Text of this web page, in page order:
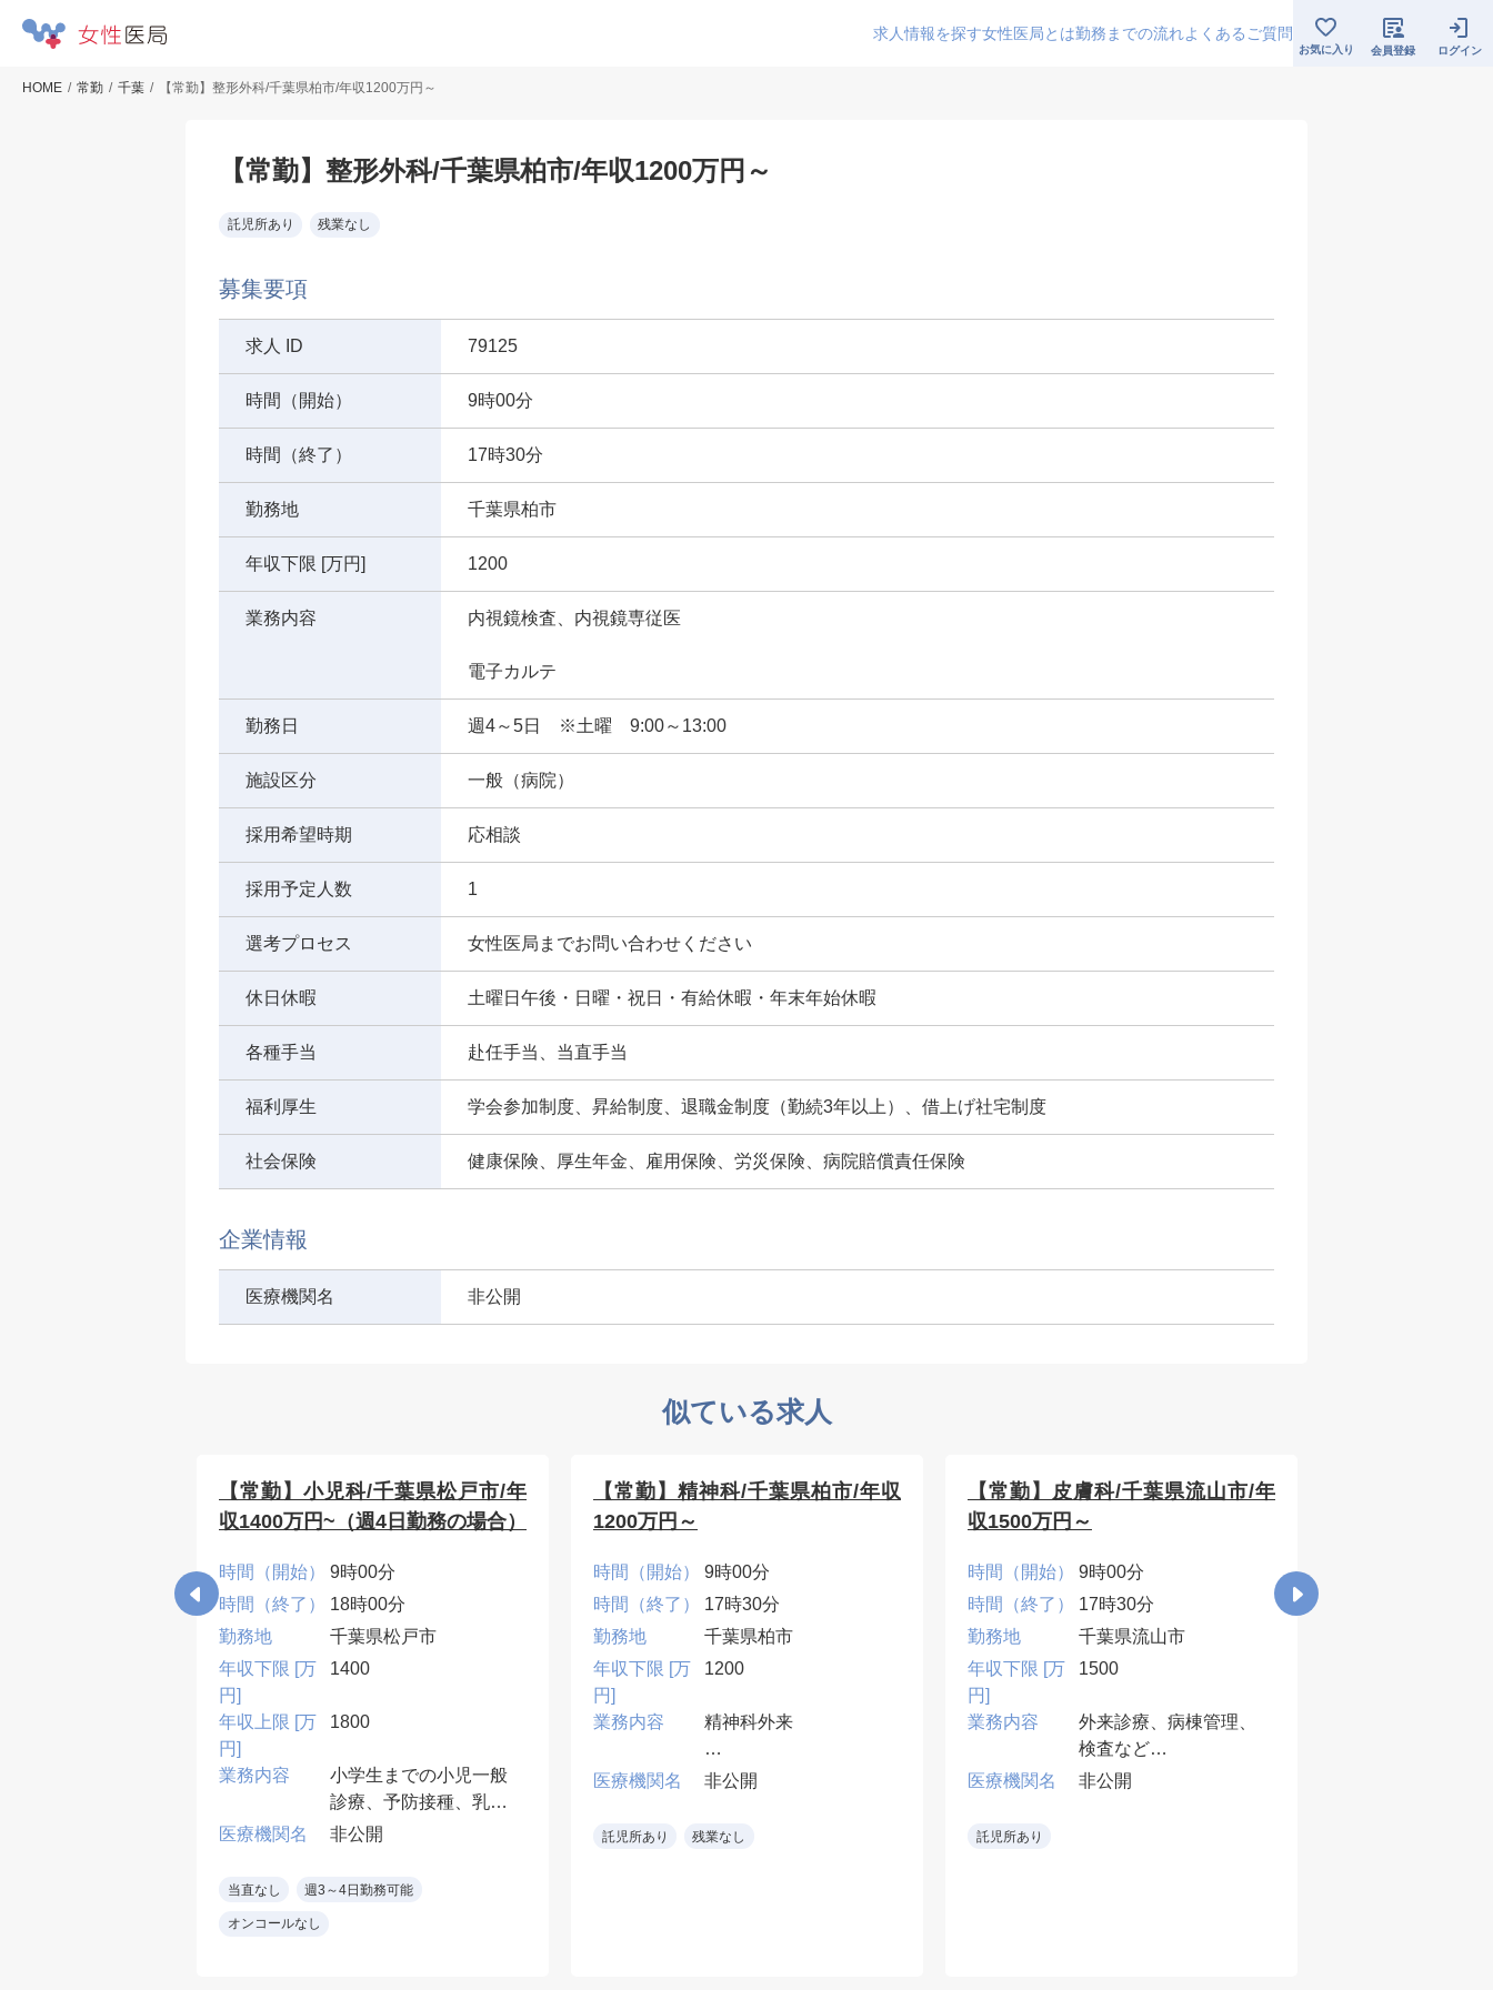
求人情報を探す女性医局とは勤務までの流れよくあるご質問
お気に入り 会員登録 ログイン
HOME 常勤 千葉 【常勤】整形外科/千葉県柏市/年収1200万円～
【常勤】整形外科/千葉県柏市/年収1200万円～
託児所あり 残業なし
募集要項
求人 ID 79125
時間（開始） 9時00分
時間（終了） 17時30分
勤務地 千葉県柏市
年収下限 [万円] 1200
業務内容 内視鏡検査、内視鏡専従医
電子カルテ
勤務日 週4～5日 ※土曜 9:00～13:00
施設区分 一般（病院）
採用希望時期 応相談
採用予定人数 1
選考プロセス 女性医局までお問い合わせください
休日休暇 土曜日午後・日曜・祝日・有給休暇・年末年始休暇
各種手当 赴任手当、当直手当
福利厚生 学会参加制度、昇給制度、退職金制度（勤続3年以上）、借上げ社宅制度
社会保険 健康保険、厚生年金、雇用保険、労災保険、病院賠償責任保険
企業情報
医療機関名 非公開
似ている求人
【常勤】小児科/千葉県松戸市/年
収1400万円~（週4日勤務の場合）
時間（開始）
9時00分
時間（終了）
18時00分
勤務地
千葉県松戸市
年収下限 [万
円]
1400
年収上限 [万
円]
1800
業務内容
小学生までの小児一般
診療、予防接種、乳児
検診他
度/日
医療機関名 非公開
当直なし 週3～4日勤務可能
オンコールなし
【常勤】精神科/千葉県柏市/年収
1200万円～
時間（開始）
9時00分
時間（終了）
17時30分
勤務地
千葉県柏市
年収下限 [万
円]
1200
業務内容 精神科外来
電子カルテ
医療機関名 非公開
託児所あり 残業なし
【常勤】皮膚科/千葉県流山市/年
収1500万円～
時間（開始）
9時00分
時間（終了）
17時30分
勤務地
千葉県流山市
年収下限 [万
円]
1500
業務内容
外来診療、病棟管理、
検査など
医療機関名 非公開
託児所あり